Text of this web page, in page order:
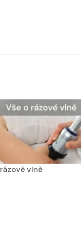
léčby ve FYZIOklinice
vlně